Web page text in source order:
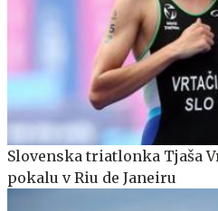
Slovenska triatlonka Tjaša
pokalu v Riu de Janeiru